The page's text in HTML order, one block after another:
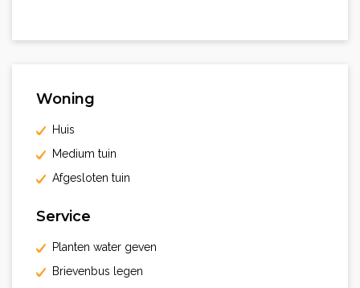
Woning
Huis
Medium tuin
Afgesloten tuin
Service
Planten water geven
Brievenbus legen